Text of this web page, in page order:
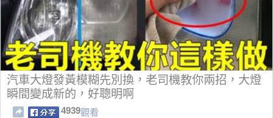
汽車大燈發黃模糊先別換，老司機教你兩招，大燈
瞬間變成新的，好聰明啊
4939觀看